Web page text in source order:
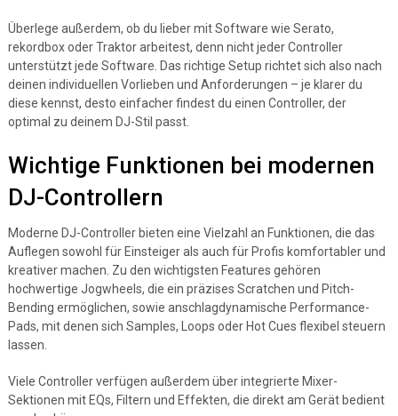
Überlege außerdem, ob du lieber mit Software wie Serato,
rekordbox oder Traktor arbeitest, denn nicht jeder Controller
unterstützt jede Software. Das richtige Setup richtet sich also nach
deinen individuellen Vorlieben und Anforderungen – je klarer du
diese kennst, desto einfacher findest du einen Controller, der
optimal zu deinem DJ-Stil passt.
Wichtige Funktionen bei modernen
DJ-Controllern
Moderne DJ-Controller bieten eine Vielzahl an Funktionen, die das
Auflegen sowohl für Einsteiger als auch für Profis komfortabler und
kreativer machen. Zu den wichtigsten Features gehören
hochwertige Jogwheels, die ein präzises Scratchen und Pitch-
Bending ermöglichen, sowie anschlagdynamische Performance-
Pads, mit denen sich Samples, Loops oder Hot Cues flexibel steuern
lassen.
Viele Controller verfügen außerdem über integrierte Mixer-
Sektionen mit EQs, Filtern und Effekten, die direkt am Gerät bedient